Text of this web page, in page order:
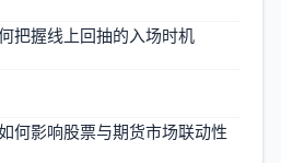
把握线上回抽的入场时机
何影响股票与期货市场联动性